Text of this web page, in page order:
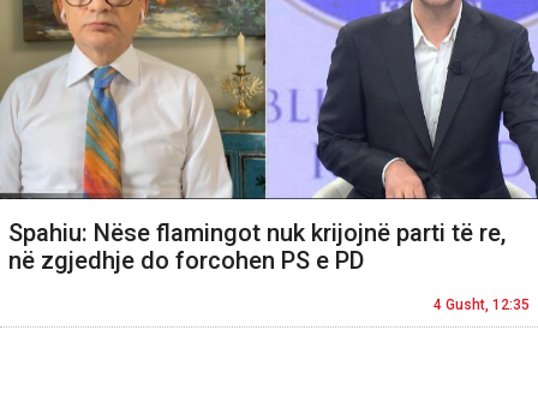
Spahiu: Nëse flamingot nuk krijojnë parti të re,
në zgjedhje do forcohen PS e PD
4 Gusht, 12:35